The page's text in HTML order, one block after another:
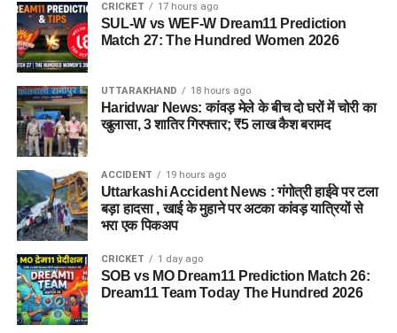
CRICKET 17 hours ago
SUL-W vs WEF-W Dream11 Prediction
Match 27: The Hundred Women 2026
UTTARAKHAND 18 hours ago
Haridwar News: कांवड़ मेले के बीच दो घरों में चोरी का
खुलासा, 3 शातिर गिरफ्तार; ₹5 लाख कैश बरामद
ACCIDENT 19 hours ago
Uttarkashi Accident News : गंगोत्री हाईवे पर टला
बड़ा हादसा , खाई के मुहाने पर अटका कांवड़ यात्रियों से
भरा एक पिकअप
CRICKET 1 day ago
SOB vs MO Dream11 Prediction Match 26:
Dream11 Team Today The Hundred 2026